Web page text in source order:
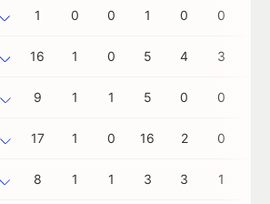
1 0 0 1 0 0
16 1 0 5 4 3
9 1 1 5 0 0
17 1 0 16 2 0
8 1 1 3 3 1